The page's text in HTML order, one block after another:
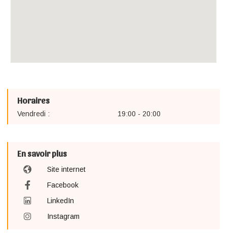
Horaires
Vendredi : 19:00 - 20:00
En savoir plus
Site internet
Facebook
LinkedIn
Instagram